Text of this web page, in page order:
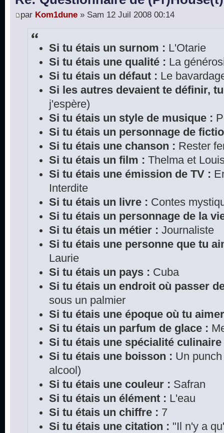
par Kom1dune » Sam 12 Juil 2008 00:14
Si tu étais un surnom : L'Otarie
Si tu étais une qualité : La
Si tu étais un défaut : Le
Si les autres devaient te définir,
j'espère)
Si tu étais un style de musique :
Si tu étais un personnage de
Si tu étais une chanson : Rester
Si tu étais un film : Thelma et
Si tu étais une émission de TV :
Interdite
Si tu étais un livre : Contes
Si tu étais un personnage de la
Si tu étais un métier : Journaliste
Si tu étais une personne que tu
Laurie
Si tu étais un pays : Cuba
Si tu étais un endroit où passer
sous un palmier
Si tu étais une époque où tu
Si tu étais un parfum de glace :
Si tu étais une spécialité culinaire
Si tu étais une boisson : Un
alcool)
Si tu étais une couleur : Safran
Si tu étais un élément : L'eau
Si tu étais un chiffre : 7
Si tu étais une citation : "Il n'y a